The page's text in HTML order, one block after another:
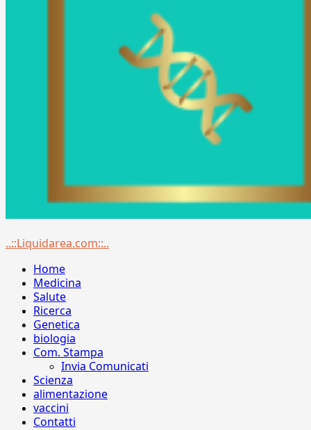
Menu
..::Liquidarea.com::..
Home
Medicina
Salute
Ricerca
Genetica
biologia
Com. Stampa
Invia Comunicati
Scienza
alimentazione
vaccini
Contatti